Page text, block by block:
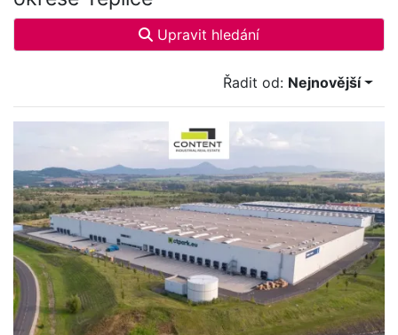
Upravit hledání
Řadit od: Nejnovější